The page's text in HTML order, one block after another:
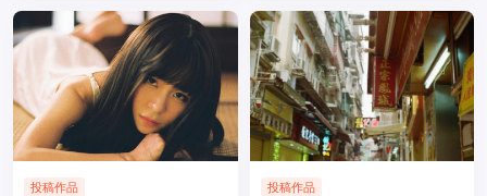
投稿作品 投稿作品